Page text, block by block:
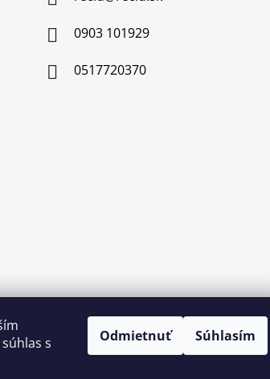
s
Odmietnuť Súhlasím
0903 101929
0517720370